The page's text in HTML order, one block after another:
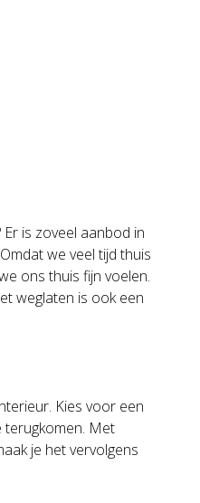
is zoveel aanbod in
we veel tijd thuis
ons thuis fijn voelen.
weglaten is ook een
Kies voor een
Met
je het vervolgens